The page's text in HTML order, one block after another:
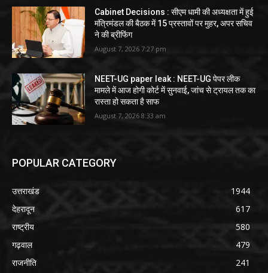
Cabinet Decisions : सीएम धामी की अध्यक्षता में हुई
मंत्रिमंडल की बैठक में 15 प्रस्तावों पर मुहर, अपर सचिव
ने की ब्रीफिंग
August 7, 2026 7:27 pm
NEET-UG paper leak : NEET-UG पेपर लीक
मामले में आज होगी कोर्ट में सुनवाई, जांच से ट्रायल तक का
रास्ता हो सकता है साफ
August 7, 2026 8:33 am
POPULAR CATEGORY
उत्तराखंड
1944
देहरादून
617
राष्ट्रीय
580
गढ़वाल
479
राजनीति
241